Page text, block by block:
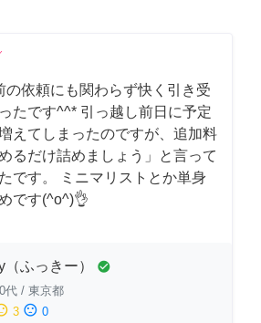
の依頼にも関わらず快く引き受
たです^^* 引っ越し前日に予定
えてしまったのですが、追加料
るだけ詰めましょう」と言って
です。 ミニマリストとか単身
です(^o^)👌
（ふっきー） check_circle
代 / 東京都
3 sentiment_dissatisfied 0